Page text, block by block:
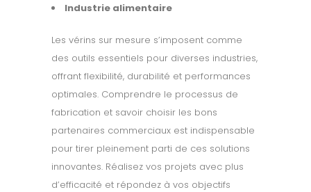
Industrie alimentaire
Les vérins sur mesure s’imposent comme
des outils essentiels pour diverses industries,
offrant flexibilité, durabilité et performances
optimales. Comprendre le processus de
fabrication et savoir choisir les bons
partenaires commerciaux est indispensable
pour tirer pleinement parti de ces solutions
innovantes. Réalisez vos projets avec plus
d’efficacité et répondez à vos objectifs